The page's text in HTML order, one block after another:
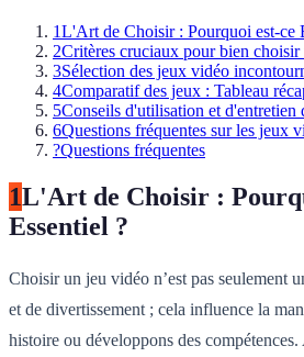
1L'Art de Choisir : Pourquoi est-ce
2Critères cruciaux pour bien
3Sélection des jeux vidéo
4Comparatif des jeux : Tableau
5Conseils d'utilisation et d'entretien
6Questions fréquentes sur les jeux
?Questions fréquentes
1L'Art de Choisir :
Essentiel ?
Choisir un jeu vidéo n’est pas seulement
et de divertissement ; cela influence la
histoire ou développons des